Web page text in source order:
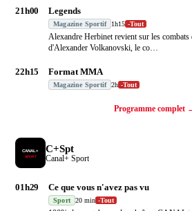
21h00 Legends
Magazine Sportif 1h15 -Tout
Alexandre Herbinet revient sur les combats
d'Alexander Volkanovski, le co…
22h15 Format MMA
Magazine Sportif 2h -Tout
Programme complet
C+Spt
Canal+ Sport
01h29 Ce que vous n'avez pas vu
Sport 20 min -Tout